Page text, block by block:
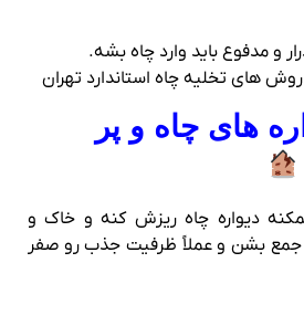
و مدفوع باید وارد چاه بشه.
های چاه و پر
دیواره چاه ریزش کنه و خاک و
جمع بشن و عملاً ظرفیت جذب رو صفر